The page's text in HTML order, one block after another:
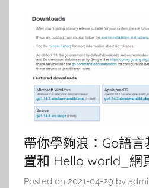
帶你學夠浪：Go語
置和 Hello world_網
Posted on 2021-04-29 by